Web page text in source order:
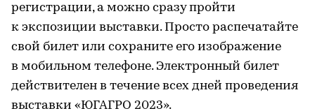
регистрации, а можно сразу пройти
к экспозиции выставки. Просто распечатайте
свой билет или сохраните его изображение
в мобильном телефоне. Электронный билет
действителен в течение всех дней проведения
выставки «ЮГАГРО 2023».